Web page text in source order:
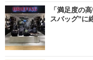
「満足度の
スバッグ”に